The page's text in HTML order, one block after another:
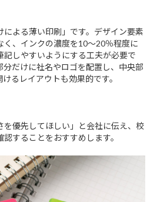
よる薄い印刷」です。デザイン要素
く、インクの濃度を10～20％程度に
しやすいようにする工夫が必要で
だけに社名やロゴを配置し、中央部
るレイアウトも効果的です。
を優先してほしい」と会社に伝え、校
することをおすすめします。